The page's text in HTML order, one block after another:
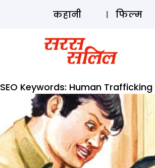
कहानी फिल्म
SEO Keywords: Human Trafficking